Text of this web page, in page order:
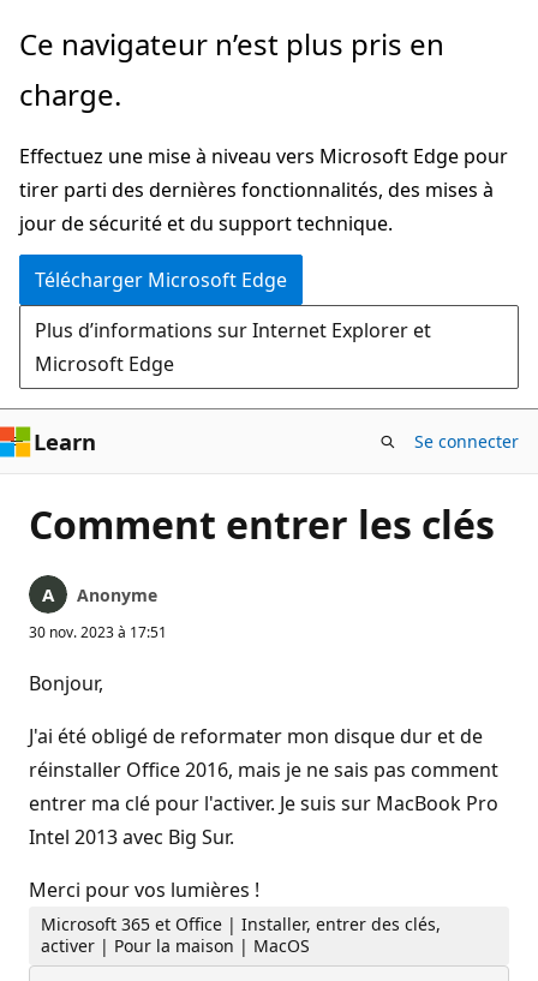
Passer
directement
au
principal
Ce navigateur n’est plus pris en
charge.
Effectuez une mise à niveau vers Microsoft Edge pour
tirer parti des dernières fonctionnalités, des mises à
jour de sécurité et du support technique.
Télécharger Microsoft Edge
Plus d’informations sur Internet Explorer et
Microsoft Edge
Learn Se connecter
Comment entrer les clés
Anonyme
30 nov. 2023 à 17:51
Bonjour,
J'ai été obligé de reformater mon disque dur et de
réinstaller Office 2016, mais je ne sais pas comment
entrer ma clé pour l'activer. Je suis sur MacBook Pro
Intel 2013 avec Big Sur.
Merci pour vos lumières !
Microsoft 365 et Office | Installer, entrer des clés,
activer | Pour la maison | MacOS